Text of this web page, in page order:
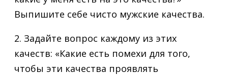
Выпишите себе чисто мужские качества.
2. Задайте вопрос каждому из этих
качеств: «Какие есть помехи для того,
чтобы эти качества проявлять